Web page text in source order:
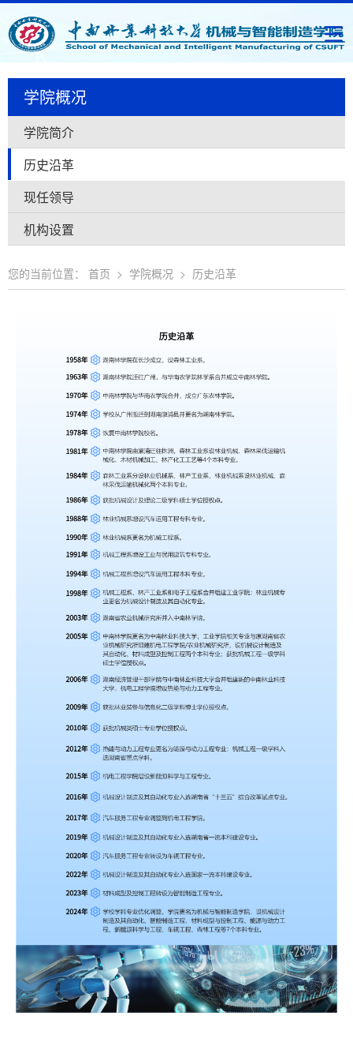
学院概况
学院简介
历史沿革
现任领导
机构设置
您的当前位置： 首页 > 学院概况 > 历史沿革